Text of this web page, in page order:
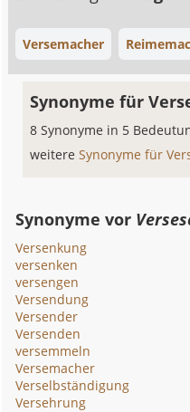
Versemacher
Synonyme für
8 Synonyme in 5
weitereSynonyme für
Synonyme vor
Versenkung
versenken
versengen
Versendung
Versender
Versenden
versemmeln
Versemacher
Verselbständigung
Versehrung